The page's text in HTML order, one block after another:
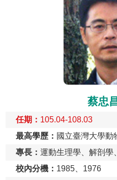
蔡忠
任期： 105.04-108.03
最高學歷： 國立臺灣大學動
專長： 運動生理學、解剖學
校內分機： 1985、1976